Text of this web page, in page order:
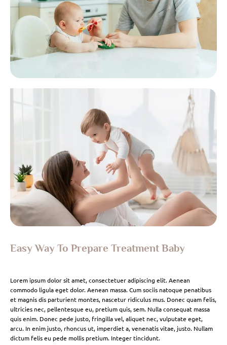
Easy Way To Prepare Treatment Baby
Lorem ipsum dolor sit amet, consectetuer adipiscing elit. Aenean
commodo ligula eget dolor. Aenean massa. Cum sociis natoque penatibus
et magnis dis parturient montes, nascetur ridiculus mus. Donec quam felis,
ultricies nec, pellentesque eu, pretium quis, sem. Nulla consequat massa
quis enim. Donec pede justo, fringilla vel, aliquet nec, vulputate eget,
arcu. In enim justo, rhoncus ut, imperdiet a, venenatis vitae, justo. Nullam
dictum felis eu pede mollis pretium. Integer tincidunt.